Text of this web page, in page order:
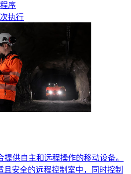
序
执行
提供自主和远程操作的移动设备。
且安全的远程控制室中，同时控制